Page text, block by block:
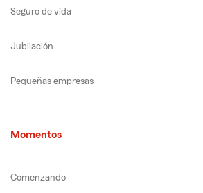
Seguro de vida
Jubilación
Pequeñas empresas
Momentos
Comenzando